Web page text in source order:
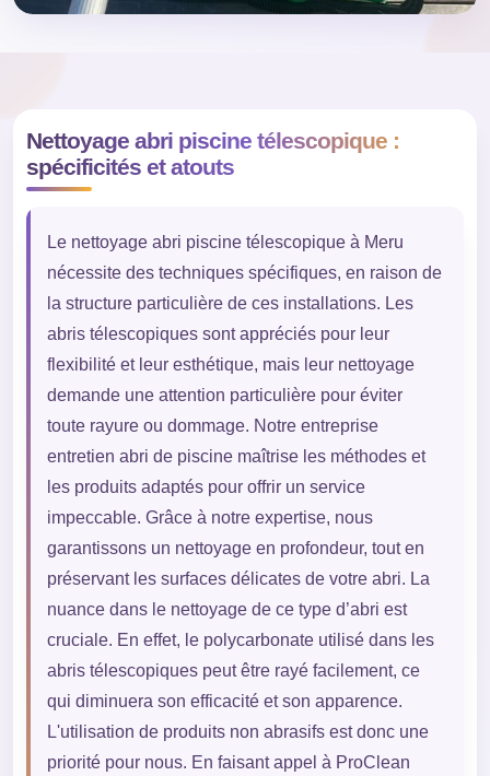
Nettoyage abri piscine télescopique :
spécificités et atouts
Le nettoyage abri piscine télescopique à Meru
nécessite des techniques spécifiques, en raison de
la structure particulière de ces installations. Les
abris télescopiques sont appréciés pour leur
flexibilité et leur esthétique, mais leur nettoyage
demande une attention particulière pour éviter
toute rayure ou dommage. Notre entreprise
entretien abri de piscine maîtrise les méthodes et
les produits adaptés pour offrir un service
impeccable. Grâce à notre expertise, nous
garantissons un nettoyage en profondeur, tout en
préservant les surfaces délicates de votre abri. La
nuance dans le nettoyage de ce type d’abri est
cruciale. En effet, le polycarbonate utilisé dans les
abris télescopiques peut être rayé facilement, ce
qui diminuera son efficacité et son apparence.
L'utilisation de produits non abrasifs est donc une
priorité pour nous. En faisant appel à ProClean